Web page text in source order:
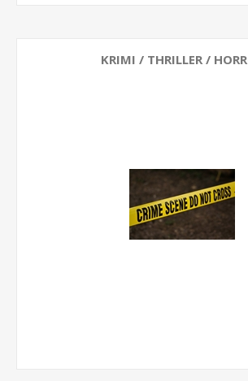
KRIMI / THRILLER /